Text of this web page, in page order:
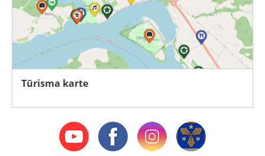
Tūrisma karte